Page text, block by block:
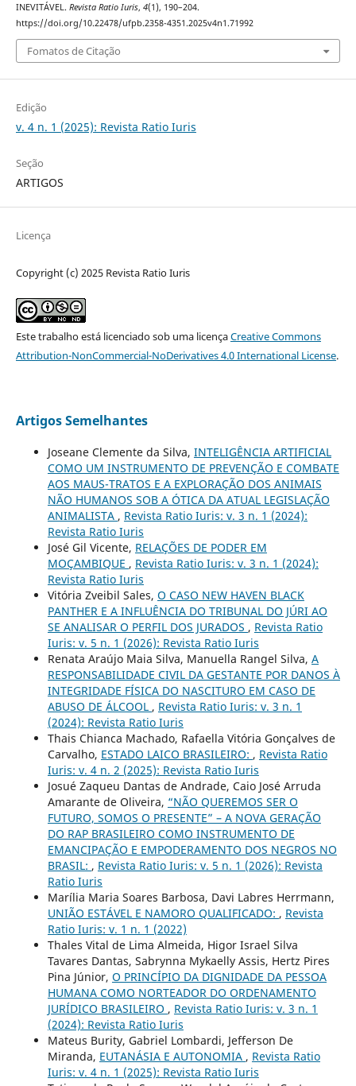
INEVITÁVEL. Revista Ratio Iuris, 4(1), 190–204.
https://doi.org/10.22478/ufpb.2358-4351.2025v4n1.71992
Fomatos de Citação
Edição
v. 4 n. 1 (2025): Revista Ratio Iuris
Seção
ARTIGOS
Licença
Copyright (c) 2025 Revista Ratio Iuris
Este trabalho está licenciado sob uma licençaCreative Commons
Attribution-NonCommercial-NoDerivatives 4.0 International License.
Artigos Semelhantes
Joseane Clemente da Silva, INTELIGÊNCIA ARTIFICIAL
COMO UM INSTRUMENTO DE PREVENÇÃO E COMBATE
AOS MAUS-TRATOS E A EXPLORAÇÃO DOS ANIMAIS
NÃO HUMANOS SOB A ÓTICA DA ATUAL LEGISLAÇÃO
ANIMALISTA , Revista Ratio Iuris: v. 3 n. 1 (2024):
Revista Ratio Iuris
José Gil Vicente, RELAÇÕES DE PODER EM
MOÇAMBIQUE , Revista Ratio Iuris: v. 3 n. 1 (2024):
Revista Ratio Iuris
Vitória Zveibil Sales, O CASO NEW HAVEN BLACK
PANTHER E A INFLUÊNCIA DO TRIBUNAL DO JÚRI AO
SE ANALISAR O PERFIL DOS JURADOS , Revista Ratio
Iuris: v. 5 n. 1 (2026): Revista Ratio Iuris
Renata Araújo Maia Silva, Manuella Rangel Silva, A
RESPONSABILIDADE CIVIL DA GESTANTE POR DANOS À
INTEGRIDADE FÍSICA DO NASCITURO EM CASO DE
ABUSO DE ÁLCOOL , Revista Ratio Iuris: v. 3 n. 1
(2024): Revista Ratio Iuris
Thais Chianca Machado, Rafaella Vitória Gonçalves de
Carvalho, ESTADO LAICO BRASILEIRO: , Revista Ratio
Iuris: v. 4 n. 2 (2025): Revista Ratio Iuris
Josué Zaqueu Dantas de Andrade, Caio José Arruda
Amarante de Oliveira, “NÃO QUEREMOS SER O
FUTURO, SOMOS O PRESENTE” – A NOVA GERAÇÃO
DO RAP BRASILEIRO COMO INSTRUMENTO DE
EMANCIPAÇÃO E EMPODERAMENTO DOS NEGROS NO
BRASIL: , Revista Ratio Iuris: v. 5 n. 1 (2026): Revista
Ratio Iuris
Marília Maria Soares Barbosa, Davi Labres Herrmann,
UNIÃO ESTÁVEL E NAMORO QUALIFICADO: , Revista
Ratio Iuris: v. 1 n. 1 (2022)
Thales Vital de Lima Almeida, Higor Israel Silva
Tavares Dantas, Sabrynna Mykaelly Assis, Hertz Pires
Pina Júnior, O PRINCÍPIO DA DIGNIDADE DA PESSOA
HUMANA COMO NORTEADOR DO ORDENAMENTO
JURÍDICO BRASILEIRO , Revista Ratio Iuris: v. 3 n. 1
(2024): Revista Ratio Iuris
Mateus Burity, Gabriel Lombardi, Jefferson De
Miranda, EUTANÁSIA E AUTONOMIA , Revista Ratio
Iuris: v. 4 n. 1 (2025): Revista Ratio Iuris